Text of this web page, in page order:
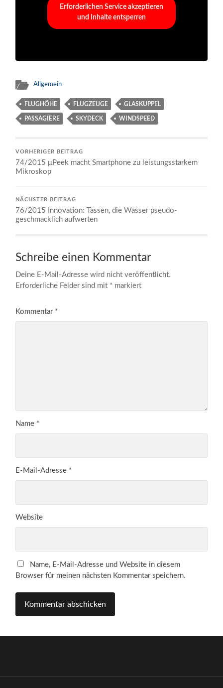
Erforderlichen Service akzeptieren
und Inhalte entsperren
Allgemein
FLUGHÖHE FLUGZEUGE GLASKUPPEL
PASSAGIERE SKYDECK WINDSPEED
VORHERIGER BEITRAG
74/2015 μPeek macht Smartphone zu leistungsstarkem
Mikroskop
NÄCHSTER BEITRAG
76/2015 Innovation: Tassen, die Wasser pseudo-
geschmacklich aufwerten
Schreibe einen Kommentar
Deine E-Mail-Adresse wird nicht veröffentlicht.
Erforderliche Felder sind mit * markiert
Kommentar *
Name *
E-Mail-Adresse *
Website
Name, E-Mail-Adresse und Website in diesem
Browser für meinen nächsten Kommentar speichern.